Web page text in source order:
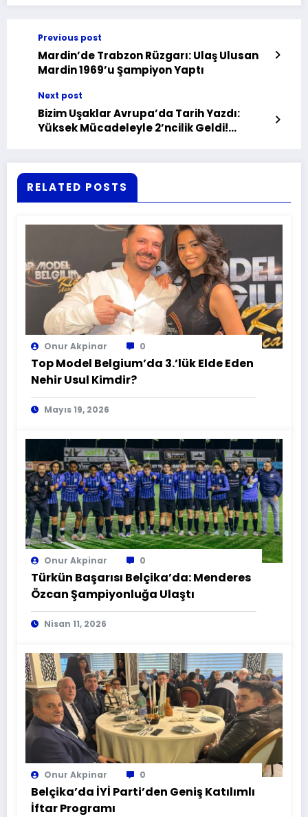
Previous post
Mardin’de Trabzon Rüzgarı: Ulaş Ulusan
Mardin 1969’u Şampiyon Yaptı
Next post
Bizim Uşaklar Avrupa’da Tarih Yazdı:
Yüksek Mücadeleyle 2’ncilik Geldi!
RELATED POSTS
Onur Akpinar 0
Top Model Belgium’da 3.’lük Elde Eden
Nehir Usul Kimdir?
Mayıs 19, 2026
Onur Akpinar 0
Türkün Başarısı Belçika’da: Menderes
Özcan Şampiyonluğa Ulaştı
Nisan 11, 2026
Onur Akpinar 0
Belçika’da İYİ Parti’den Geniş Katılımlı
İftar Programı